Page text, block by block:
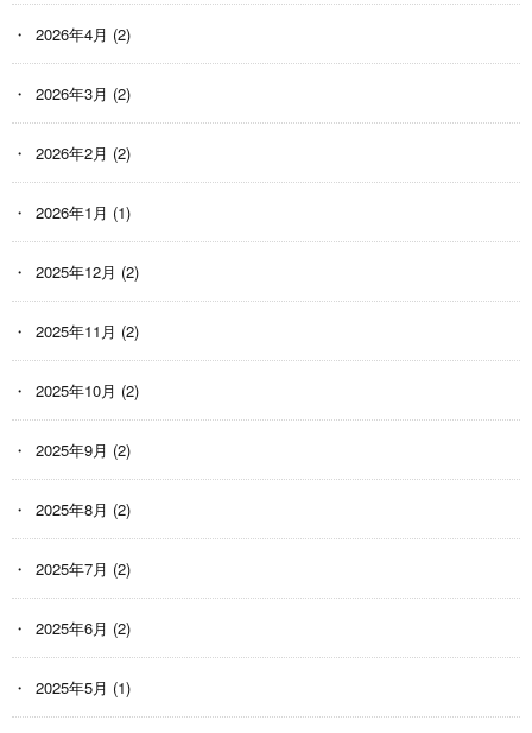
2026年4月 (2)
2026年3月 (2)
2026年2月 (2)
2026年1月 (1)
2025年12月 (2)
2025年11月 (2)
2025年10月 (2)
2025年9月 (2)
2025年8月 (2)
2025年7月 (2)
2025年6月 (2)
2025年5月 (1)